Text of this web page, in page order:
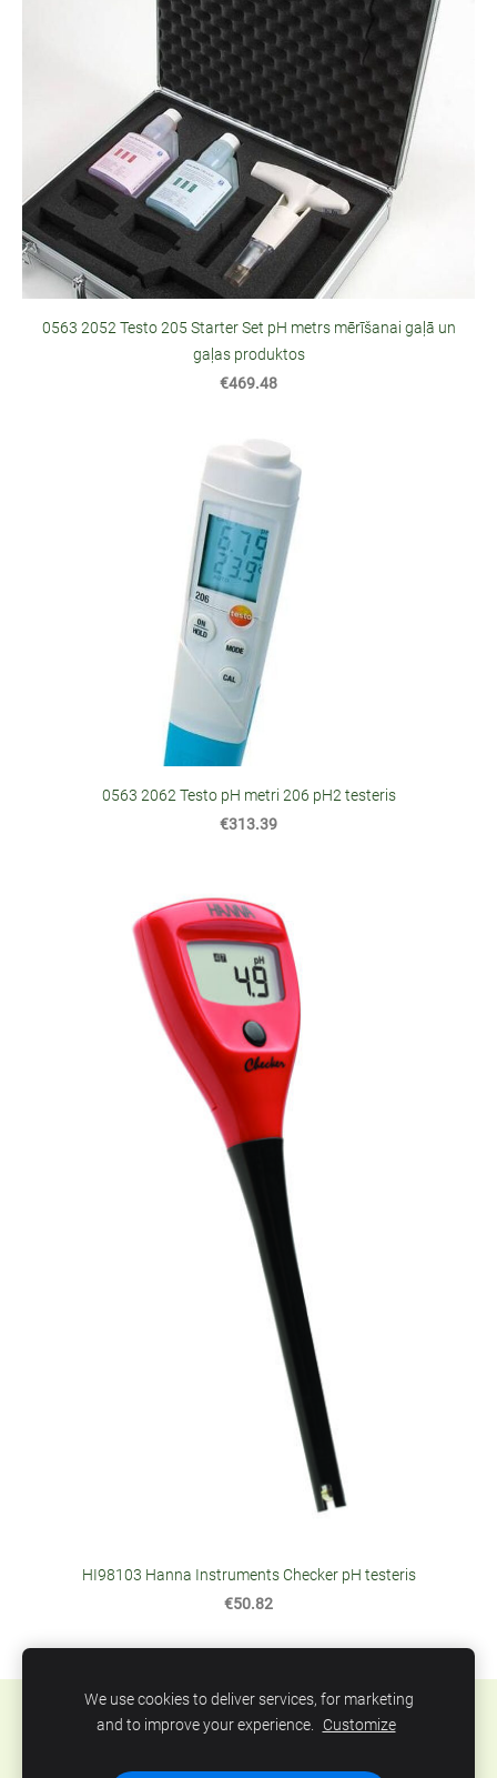
0563 2052 Testo 205 Starter Set pH metrs mērīšanai gaļā un
gaļas produktos
€469.48
0563 2062 Testo pH metri 206 pH2 testeris
€313.39
HI98103 Hanna Instruments Checker pH testeris
€50.82
Sīkdatnes
We use cookies to deliver services, for marketing
and to improve your experience. Customize